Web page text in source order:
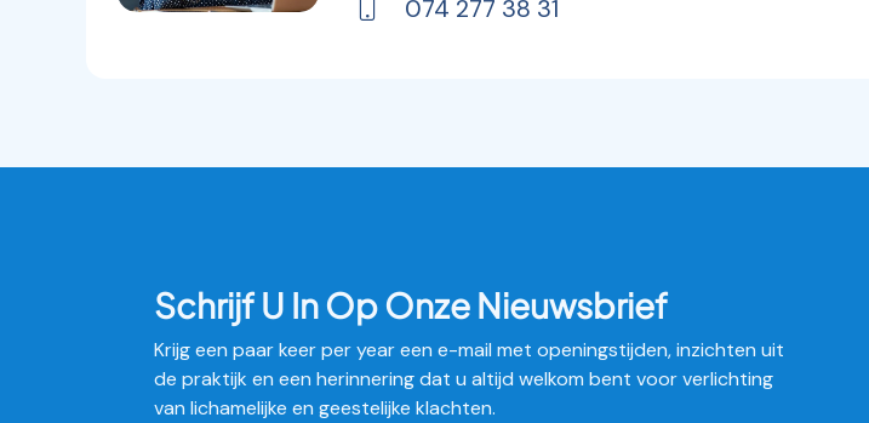
074 277 38 31
Schrijf U In Op Onze Nieuwsbrief
Krijg een paar keer per year een e-mail met openingstijden, inzichten uit
de praktijk en een herinnering dat u altijd welkom bent voor verlichting
van lichamelijke en geestelijke klachten.